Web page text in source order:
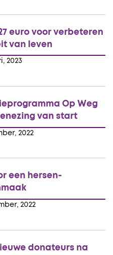
2023
euro voor verbeteren
van leven
2022
Op Weg
van start
2022
een hersen-
donateurs na